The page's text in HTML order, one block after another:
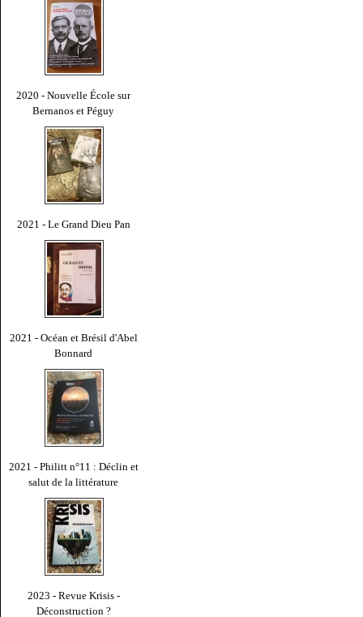
2020 - Nouvelle École sur
Bernanos et Péguy
2021 - Le Grand Dieu Pan
2021 - Océan et Brésil d'Abel
Bonnard
2021 - Philitt n°11 : Déclin et
salut de la littérature
2023 - Revue Krisis -
Déconstruction ?